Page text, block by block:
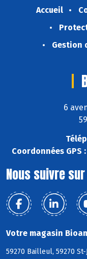
Accueil
Gestion
6
Coordonnées GPS :
Nous suivre sur
Votre magasin
59270 Bailleul, 59270